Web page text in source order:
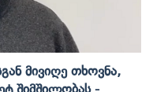
Მივიღე Თხოვნა,
Შიმშილობას -